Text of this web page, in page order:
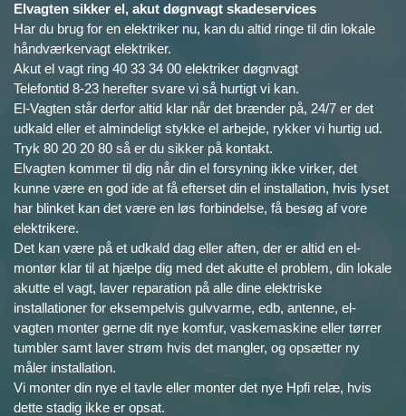
Elvagten sikker el, akut døgnvagt skadeservices
Har du brug for en elektriker nu, kan du altid ringe til din lokale
håndværkervagt elektriker.
Akut el vagt ring 40 33 34 00 elektriker døgnvagt
Telefontid 8-23 herefter svare vi så hurtigt vi kan.
El-Vagten står derfor altid klar når det brænder på, 24/7 er det
udkald eller et almindeligt stykke el arbejde, rykker vi hurtig ud.
Tryk 80 20 20 80 så er du sikker på kontakt.
Elvagten kommer til dig når din el forsyning ikke virker, det
kunne være en god ide at få efterset din el installation, hvis lyset
har blinket kan det være en løs forbindelse, få besøg af vore
elektrikere.
Det kan være på et udkald dag eller aften, der er altid en el-
montør klar til at hjælpe dig med det akutte el problem, din lokale
akutte el vagt, laver reparation på alle dine elektriske
installationer for eksempelvis gulvvarme, edb, antenne, el-
vagten monter gerne dit nye komfur, vaskemaskine eller tørrer
tumbler samt laver strøm hvis det mangler, og opsætter ny
måler installation.
Vi monter din nye el tavle eller monter det nye Hpfi relæ, hvis
dette stadig ikke er opsat.